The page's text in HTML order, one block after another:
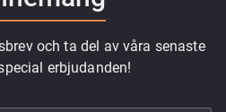
och ta del av våra senaste
erbjudanden!